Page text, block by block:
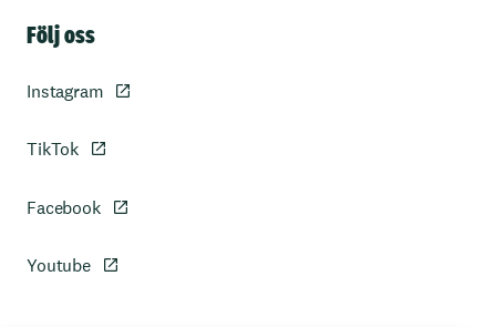
Följ oss
Instagram
TikTok
Facebook
Youtube